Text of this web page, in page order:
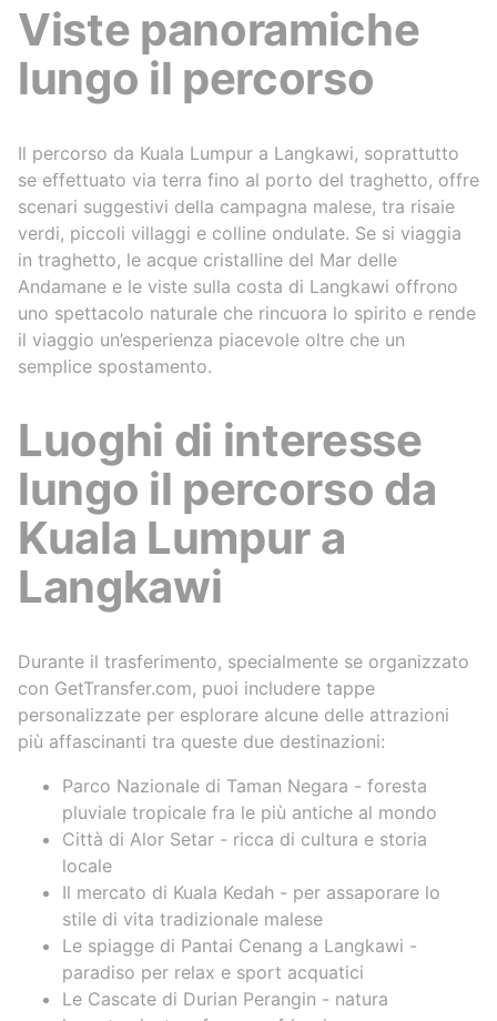
Viste panoramiche
lungo il percorso
Il percorso da Kuala Lumpur a Langkawi, soprattutto
se effettuato via terra fino al porto del traghetto, offre
scenari suggestivi della campagna malese, tra risaie
verdi, piccoli villaggi e colline ondulate. Se si viaggia
in traghetto, le acque cristalline del Mar delle
Andamane e le viste sulla costa di Langkawi offrono
uno spettacolo naturale che rincuora lo spirito e rende
il viaggio un’esperienza piacevole oltre che un
semplice spostamento.
Luoghi di interesse
lungo il percorso da
Kuala Lumpur a
Langkawi
Durante il trasferimento, specialmente se organizzato
con GetTransfer.com, puoi includere tappe
personalizzate per esplorare alcune delle attrazioni
più affascinanti tra queste due destinazioni:
Parco Nazionale di Taman Negara - foresta
pluviale tropicale fra le più antiche al mondo
Città di Alor Setar - ricca di cultura e storia
locale
Il mercato di Kuala Kedah - per assaporare lo
stile di vita tradizionale malese
Le spiagge di Pantai Cenang a Langkawi -
paradiso per relax e sport acquatici
Le Cascate di Durian Perangin - natura